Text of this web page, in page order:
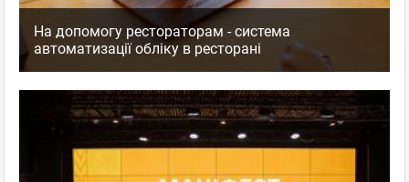
На допомогу рестораторам - система
автоматизації обліку в ресторані